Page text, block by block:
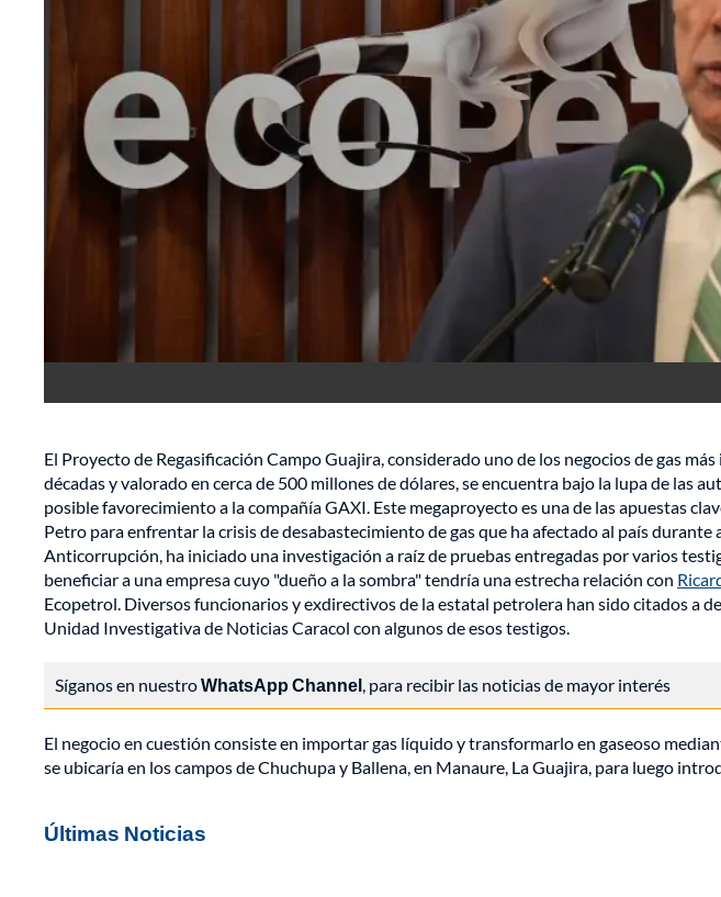
El Proyecto de Regasificación Campo Guajira, considerado uno de los negocios de gas
décadas y valorado en cerca de 500 millones de dólares, se encuentra bajo la lupa de las
posible favorecimiento a la compañía GAXI. Este megaproyecto es una de las apuestas
Petro para enfrentar la crisis de desabastecimiento de gas que ha afectado al país durante
Anticorrupción, ha iniciado una investigación a raíz de pruebas entregadas por varios
beneficiar a una empresa cuyo "dueño a la sombra" tendría una estrecha relación con
Ecopetrol. Diversos funcionarios y exdirectivos de la estatal petrolera han sido citados a
Unidad Investigativa de Noticias Caracol con algunos de esos testigos.
Síganos en nuestroWhatsApp Channel, para recibir las noticias de mayor interés
El negocio en cuestión consiste en importar gas líquido y transformarlo en gaseoso
se ubicaría en los campos de Chuchupa y Ballena, en Manaure, La Guajira, para luego
Últimas Noticias